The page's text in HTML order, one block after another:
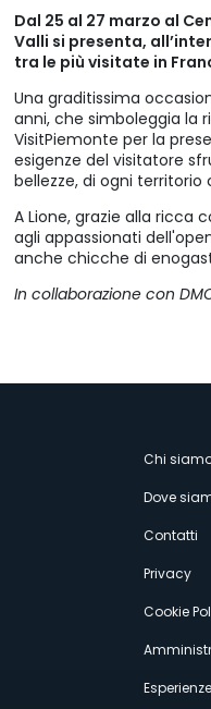
Dal 25 al 27 marzo al
Valli si presenta,
tra le più visitate in
Una graditissima
anni, che simboleggia la
VisitPiemonte per la
esigenze del visitatore
bellezze, di ogni
A Lione, grazie alla ricca
agli appassionati
anche chicche di
In collaborazione con
Chi
Dove
Contatti
Privacy
Cookie
Esperienze